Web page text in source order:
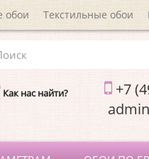
обои Текстильные обои
Как нас найти?
+7